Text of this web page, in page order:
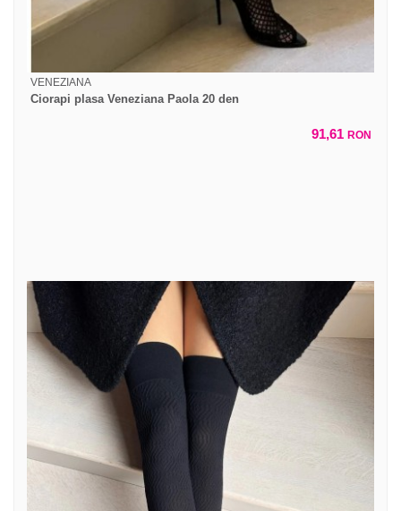
VENEZIANA
Ciorapi plasa Veneziana Paola 20 den
91,61 RON